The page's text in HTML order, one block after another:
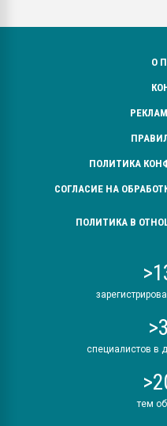
О
ПОЛИТИКА
СОГЛАСИЕ НА
ПОЛИТИКА В
специалистов в
тем